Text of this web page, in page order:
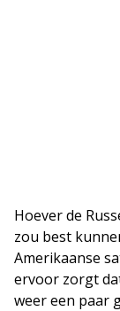
Hoever de
zou best
Amerikaanse
ervoor zorgt
weer een paar